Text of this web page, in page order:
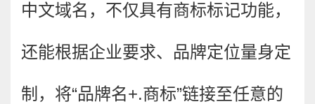
中文域名，不仅具有商标标记功能，
还能根据企业要求、品牌定位量身定
制，将“品牌名+.商标”链接至任意的